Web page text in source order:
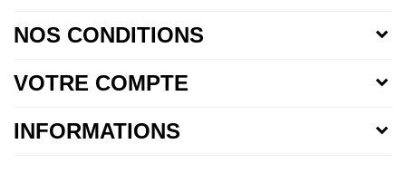
NOS CONDITIONS
VOTRE COMPTE
INFORMATIONS